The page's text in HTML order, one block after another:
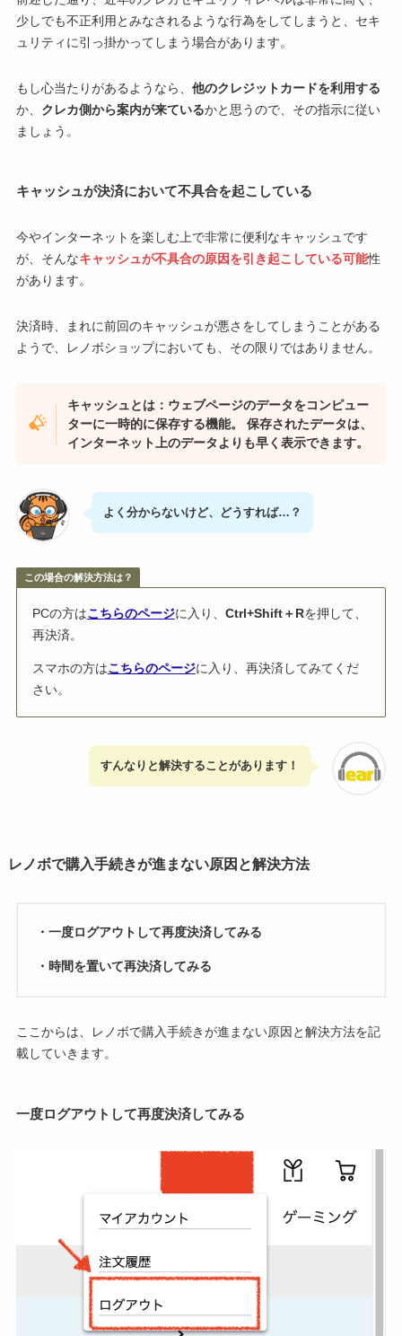
少しでも不正利用とみなされるような行為をしてしまうと、セキ
ュリティに引っ掛かってしまう場合があります。
もし心当たりがあるようなら、 他のクレジットカードを利用する
か、 クレカ側から案内が来ているかと思うので、その指示に従い
ましょう。
キャッシュが決済において不具合を起こしている
今やインターネットを楽しむ上で非常に便利なキャッシュです
が、そんなキャッシュが不具合の原因を引き起こしている可能性
があります。
決済時、まれに前回のキャッシュが悪さをしてしまうことがある
ようで、レノボショップにおいても、その限りではありません。
キャッシュとは：ウェブページのデータをコンピュー
ターに一時的に保存する機能。 保存されたデータは、
インターネット上のデータよりも早く表示できます。
よく分からないけど、どうすれば…？
この場合の解決方法は？
PCの方はこちらのページに入り、 Ctrl+Shift＋Rを押して、
再決済。
スマホの方はこちらのページに入り、再決済してみてくだ
さい。
すんなりと解決することがあります！
レノボで購入手続きが進まない原因と解決方法
・一度ログアウトして再度決済してみる
・時間を置いて再決済してみる
ここからは、レノボで購入手続きが進まない原因と解決方法を記
載していきます。
一度ログアウトして再度決済してみる